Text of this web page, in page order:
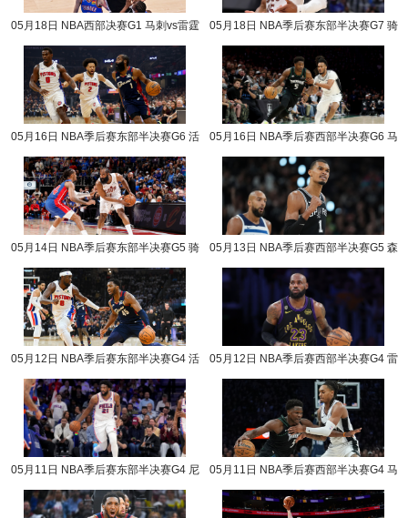
05月18日 NBA西部决赛G1 马刺vs雷霆
05月18日 NBA季后赛东部半决赛G7 骑
05月16日 NBA季后赛东部半决赛G6 活
05月16日 NBA季后赛西部半决赛G6 马
05月14日 NBA季后赛东部半决赛G5 骑
05月13日 NBA季后赛西部半决赛G5 森
05月12日 NBA季后赛东部半决赛G4 活
05月12日 NBA季后赛西部半决赛G4 雷
05月11日 NBA季后赛东部半决赛G4 尼
05月11日 NBA季后赛西部半决赛G4 马